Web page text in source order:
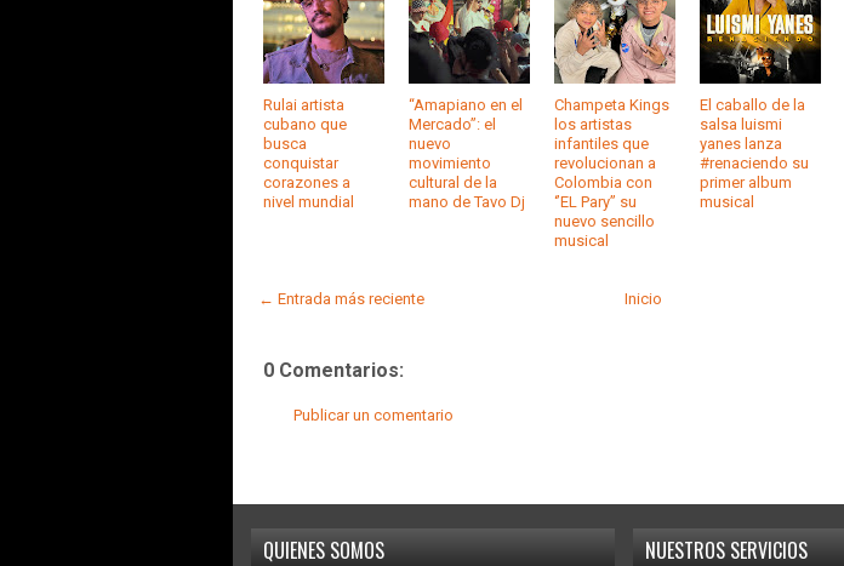
Rulai artista
cubano que
busca
conquistar
corazones a
nivel mundial
“Amapiano en el
Mercado”: el
nuevo
movimiento
cultural de la
mano de Tavo Dj
Champeta Kings
los artistas
infantiles que
revolucionan a
Colombia con
‘’EL Pary’’ su
nuevo sencillo
musical
El caballo de la
salsa luismi
yanes lanza
#renaciendo su
primer album
musical
← Entrada más reciente Inicio
0 Comentarios:
Publicar un comentario
QUIENES SOMOS
NUESTROS SERVICIOS